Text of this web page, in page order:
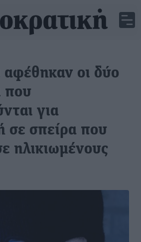
αφέθηκαν οι δύο
που
για
σε σπείρα που
ηλικιωμένους